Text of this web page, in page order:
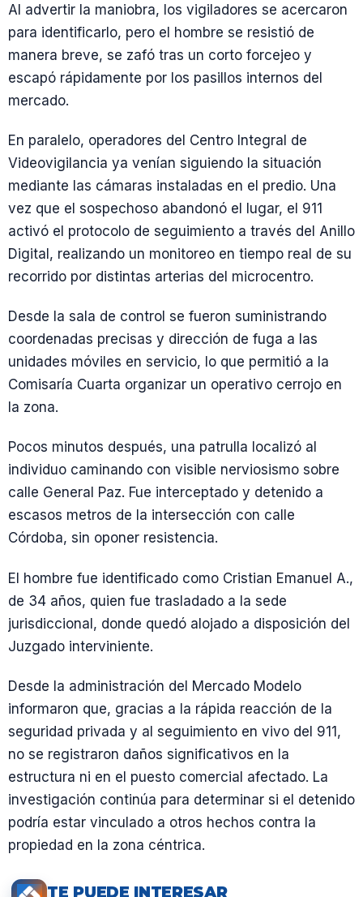
Al advertir la maniobra, los vigiladores se acercaron
para identificarlo, pero el hombre se resistió de
manera breve, se zafó tras un corto forcejeo y
escapó rápidamente por los pasillos internos del
mercado.
En paralelo, operadores del Centro Integral de
Videovigilancia ya venían siguiendo la situación
mediante las cámaras instaladas en el predio. Una
vez que el sospechoso abandonó el lugar, el 911
activó el protocolo de seguimiento a través del Anillo
Digital, realizando un monitoreo en tiempo real de su
recorrido por distintas arterias del microcentro.
Desde la sala de control se fueron suministrando
coordenadas precisas y dirección de fuga a las
unidades móviles en servicio, lo que permitió a la
Comisaría Cuarta organizar un operativo cerrojo en
la zona.
Pocos minutos después, una patrulla localizó al
individuo caminando con visible nerviosismo sobre
calle General Paz. Fue interceptado y detenido a
escasos metros de la intersección con calle
Córdoba, sin oponer resistencia.
El hombre fue identificado como Cristian Emanuel A.,
de 34 años, quien fue trasladado a la sede
jurisdiccional, donde quedó alojado a disposición del
Juzgado interviniente.
Desde la administración del Mercado Modelo
informaron que, gracias a la rápida reacción de la
seguridad privada y al seguimiento en vivo del 911,
no se registraron daños significativos en la
estructura ni en el puesto comercial afectado. La
investigación continúa para determinar si el detenido
podría estar vinculado a otros hechos contra la
propiedad en la zona céntrica.
TE PUEDE INTERESAR